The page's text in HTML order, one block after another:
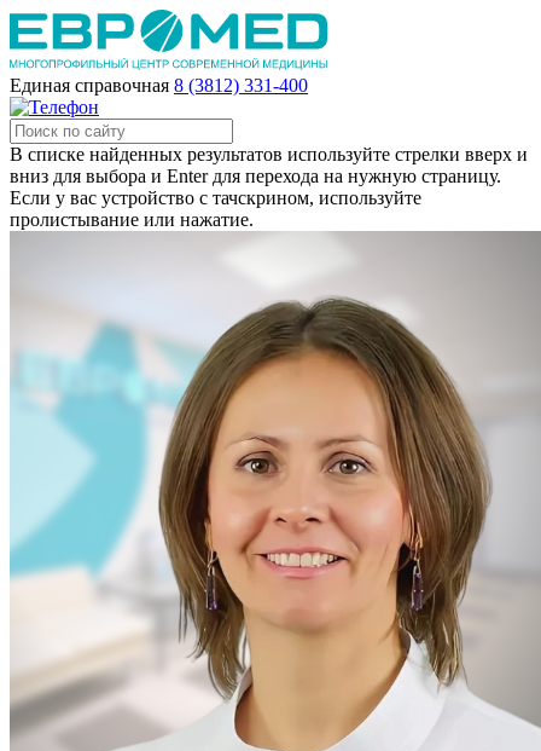
Единая справочная 8 (3812) 331-400
В списке найденных результатов используйте стрелки вверх и
вниз для выбора и Enter для перехода на нужную страницу.
Если у вас устройство с тачскрином, используйте
пролистывание или нажатие.